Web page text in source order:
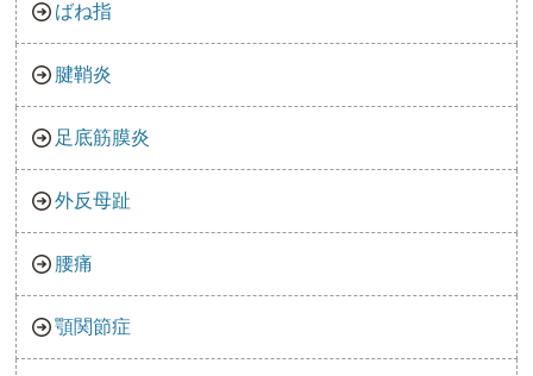
ばね指
腱鞘炎
足底筋膜炎
外反母趾
腰痛
顎関節症